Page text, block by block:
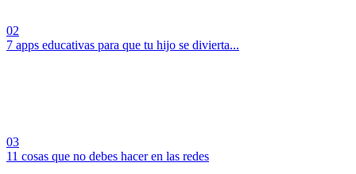
02
7 apps educativas para que tu hijo se divierta...
03
11 cosas que no debes hacer en las redes